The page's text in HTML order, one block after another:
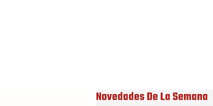
Novedades De La Semana